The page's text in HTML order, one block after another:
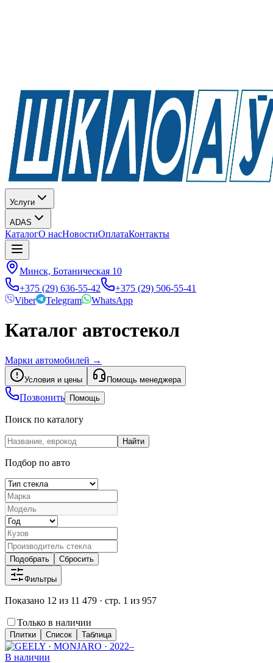
Услуги
ADAS
КаталогО насНовостиОплатаКонтакты
Минск, Ботаническая 10
+375 (29) 636-55-42
+375 (29) 506-55-41
Viber
Telegram WhatsApp
Каталог автостекол
Марки автомобилей →
Условия и цены Помощь менеджера
Позвонить Помощь
Поиск по каталогу
Найти
Подбор по авто
Подобрать Сбросить
Фильтры
Показано 12 из 11 479 · стр. 1 из 957
Только в наличии
Плитки Список Таблица
В наличии